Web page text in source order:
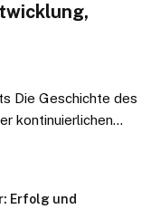
Die Geschichte des
kontinuierlichen…
Erfolg und